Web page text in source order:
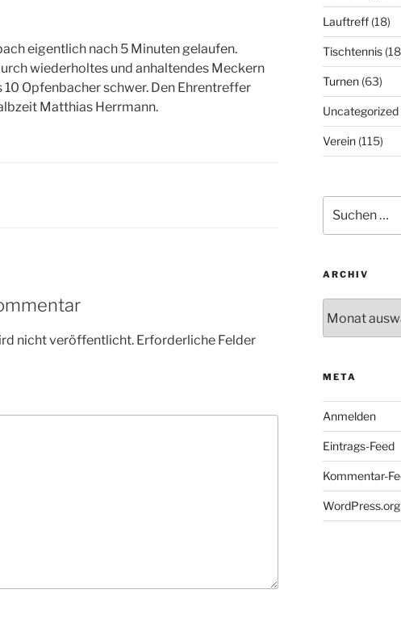
eigentlich nach 5 Minuten gelaufen.
wiederholtes und anhaltendes Meckern
Opfenbacher schwer. Den Ehrentreffer
Matthias Herrmann.
nicht veröffentlicht. Erforderliche Felder
Lauftreff(18)
Tischtennis
Turnen(63)
Uncategorized
Verein(115)
nach:
ARCHIV
META
Anmelden
Eintrags-Feed
Kommentar-
WordPress.org